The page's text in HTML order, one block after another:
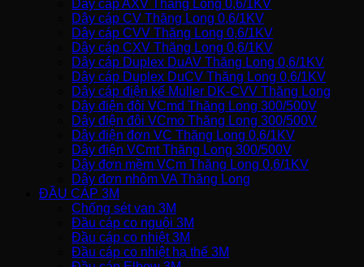
Dây cáp AXV Thăng Long 0,6/1KV
Dây cáp CV Thăng Long 0,6/1KV
Dây cáp CVV Thăng Long 0,6/1KV
Dây cáp CXV Thăng Long 0,6/1KV
Dây cáp Duplex DuAV Thăng Long 0,6/1KV
Dây cáp Duplex DuCV Thăng Long 0,6/1KV
Dây cáp điện kế Muller DK-CVV Thăng Long
Dây điện đôi VCmd Thăng Long 300/500V
Dây điện đôi VCmo Thăng Long 300/500V
Dây điện đơn VC Thăng Long 0,6/1KV
Dây điện VCmt Thăng Long 300/500V
Dây đơn mềm VCm Thăng Long 0,6/1KV
Dây đơn nhôm VA Thăng Long
ĐẦU CÁP 3M
Chống sét van 3M
Đầu cáp co nguội 3M
Đầu cáp co nhiệt 3M
Đầu cáp co nhiệt hạ thế 3M